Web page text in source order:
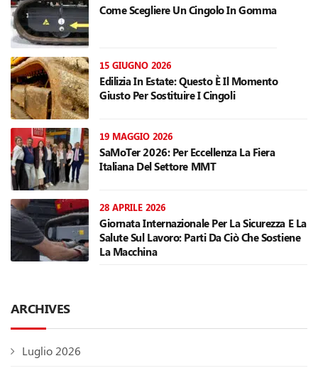
Come Scegliere Un Cingolo In Gomma
15 GIUGNO 2026
Edilizia In Estate: Questo È Il Momento
Giusto Per Sostituire I Cingoli
19 MAGGIO 2026
SaMoTer 2026: Per Eccellenza La Fiera
Italiana Del Settore MMT
28 APRILE 2026
Giornata Internazionale Per La Sicurezza E La
Salute Sul Lavoro: Parti Da Ciò Che Sostiene
La Macchina
ARCHIVES
Luglio 2026